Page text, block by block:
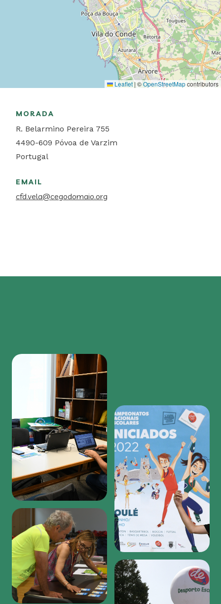
Leaflet|©OpenStreetMapcontributors
MORADA
R. Belarmino Pereira 755
4490-609 Póvoa de Varzim
Portugal
EMAIL
cfd.vela@cegodomaio.org
Region
featured
first